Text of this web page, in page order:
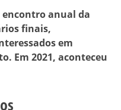
encontro anual da
finais,
em
Em 2021, aconteceu